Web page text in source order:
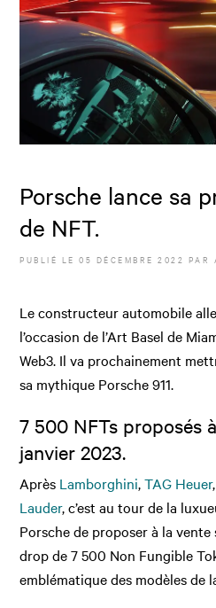
Porsche lance sa
de NFT.
PUBLIÉ LE05 DÉCEMBRE 2022 PAR
Le constructeur automobile
l’occasion de l’Art Basel de
Web3. Il va prochainement
sa mythique Porsche 911.
7 500 NFTs proposés
janvier 2023.
Après Lamborghini,TAG Heuer,
Lauder, c’est au tour de la
Porsche de proposer à la vente
drop de 7 500 Non Fungible
emblématique des modèles de